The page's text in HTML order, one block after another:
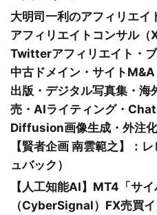
大明司一利のアフィリエイ
アフィリエイトコンサル（
Twitterアフィリエイト・ブ
中古ドメイン・サイト
出版・デジタル写真集・海
売・AIライティング・
Diffusion画像生成・外注化
【賢者企画 南雲範之】：
ュバック）
【人工知能AI】MT4「サイ
（CyberSignal）FX売買